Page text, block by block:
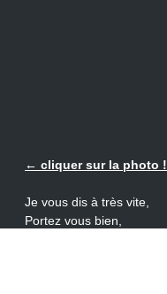
← cliquer sur la photo !
Je vous dis à très vite,
Portez vous bien,